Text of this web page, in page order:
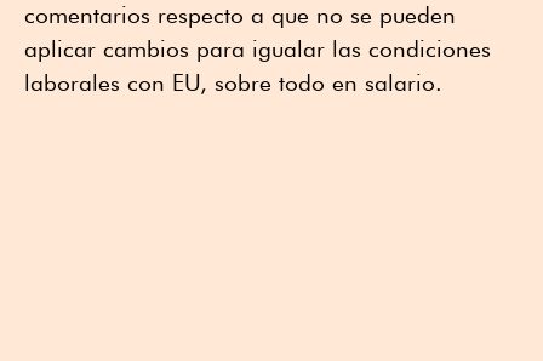
comentarios respecto a que no se pueden
aplicar cambios para igualar las condiciones
laborales con EU, sobre todo en salario.